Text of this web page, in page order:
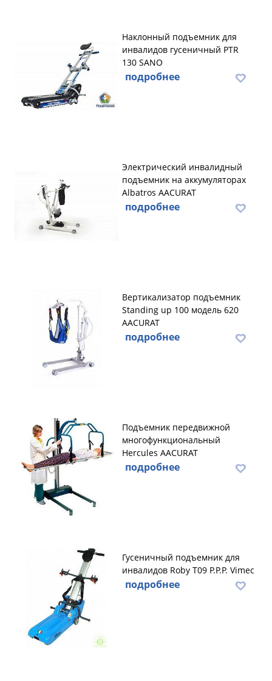
Наклонный подъемник для
инвалидов гусеничный PTR
130 SANO
подробнее
Электрический инвалидный
подъемник на аккумуляторах
Albatros AACURAT
подробнее
Вертикализатор подъемник
Standing up 100 модель 620
AACURAT
подробнее
Подъемник передвижной
многофункциональный
Hercules AACURAT
подробнее
Гусеничный подъемник для
инвалидов Roby Т09 P.P.P. Vimec
подробнее